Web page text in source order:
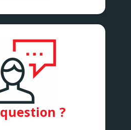
?